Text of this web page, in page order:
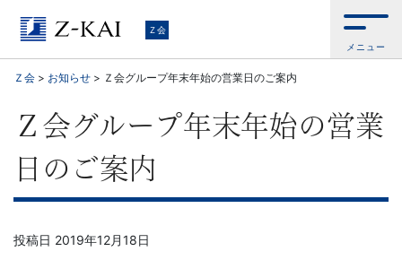
Ｚ
会
【公
式
サ
イ
Ｚ会
メニュー
Ｚ会 > お知らせ > Ｚ会グループ年末年始の営業日のご案内
Ｚ会グループ年末年始の営業
日のご案内
投稿日 2019年12月18日